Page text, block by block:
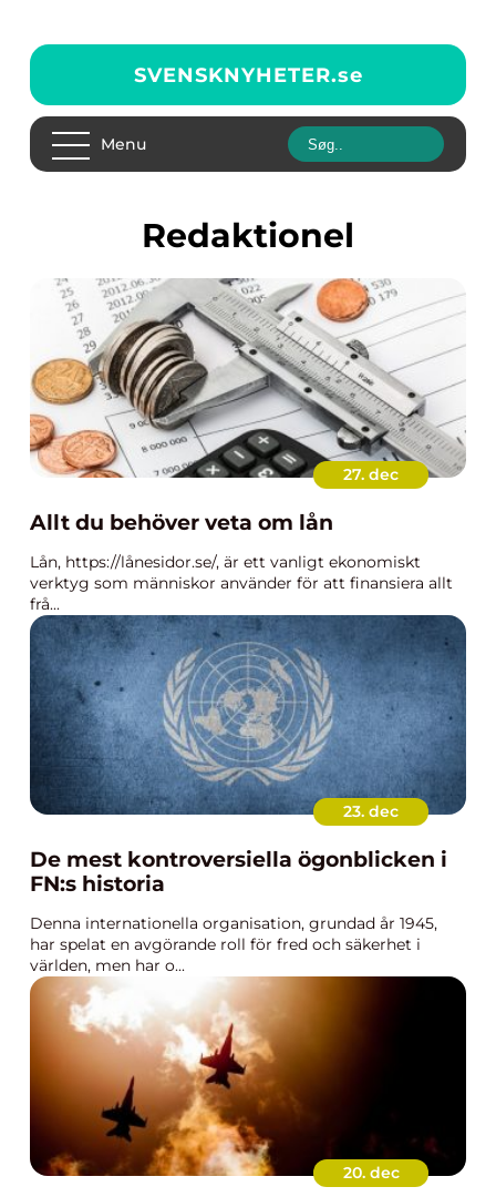
SVENSKNYHETER.se
Menu
redaktionel
27. dec
Allt du behöver veta om lån
Lån, https://lånesidor.se/, är ett vanligt ekonomiskt
verktyg som människor använder för att finansiera allt
frå...
23. dec
De mest kontroversiella ögonblicken i
FN:s historia
Denna internationella organisation, grundad år 1945,
har spelat en avgörande roll för fred och säkerhet i
världen, men har o...
20. dec